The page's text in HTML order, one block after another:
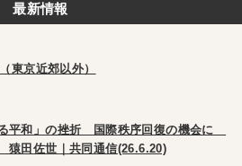
最新情報
東京近郊以外）
る平和」の挫折 国際秩序回復の機会に
田佐世｜共同通信(26.6.20)